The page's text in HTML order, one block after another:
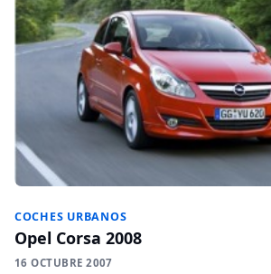
COCHES URBANOS
Opel Corsa 2008
16 OCTUBRE 2007